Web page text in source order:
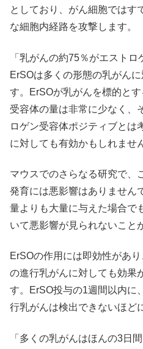
としており、がん細胞ではす
な細胞内経路を攻撃します。
「乳がんの約75％がエストロ
ErSOは多くの形態の乳がん
す。ErSOが乳がんを標的と
受容体の量は非常に少なく、
ロゲン受容体ポジティブとは
に対しても有効かもしれませ
マウスでのさらなる研究で、
発育には悪影響はありません
量よりも大量に与えた場合で
いて悪影響が見られないこと
ErSOの作用には即効性があ
の進行乳がんに対しても効果
す。ErSO投与の1週間以内に
行乳がんは検出できないほど
「多くの乳がんはほんの3日